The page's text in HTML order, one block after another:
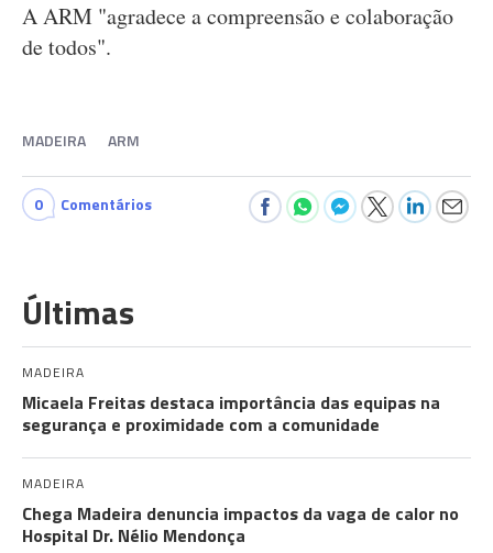
A ARM "agradece a compreensão e colaboração
de todos".
MADEIRA ARM
0 Comentários
Últimas
MADEIRA
Micaela Freitas destaca importância das equipas na
segurança e proximidade com a comunidade
MADEIRA
Chega Madeira denuncia impactos da vaga de calor no
Hospital Dr. Nélio Mendonça